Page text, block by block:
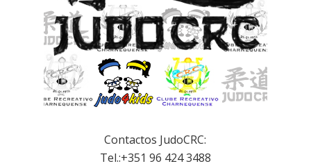
Contactos JudoCRC:
Tel.:+351 96 424 3488